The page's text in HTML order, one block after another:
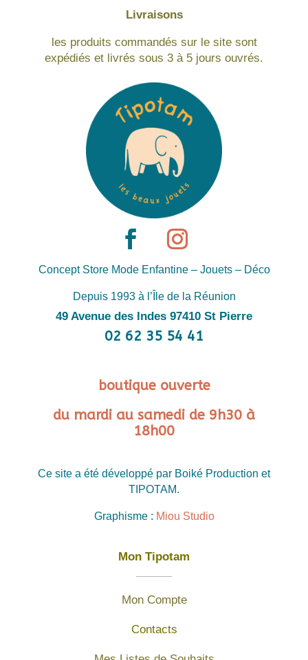
Livraisons
les produits commandés sur le site sont
expédiés et livrés sous 3 à 5 jours ouvrés.
Concept Store Mode Enfantine – Jouets – Déco
Depuis 1993 à l’Île de la Réunion
49 Avenue des Indes 97410 St Pierre
02 62 35 54 41
boutique ouverte
du mardi au samedi de 9h30 à
18h00
Ce site a été développé par Boiké Production et
TIPOTAM.
Graphisme : Miou Studio
Mon Tipotam
Mon Compte
Contacts